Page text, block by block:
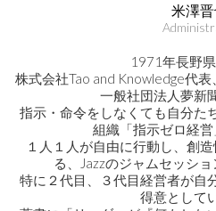
米澤晋
1971年長野県
株式会社Tao and Knowledge代表
一般社団法人夢新
指示・命令をしなくても自分た
組織「指示ゼロ経営
１人１人が自由に行動し、創
る、Jazzのジャムセッショ
特に２代目、３代目経営者が自
得意として